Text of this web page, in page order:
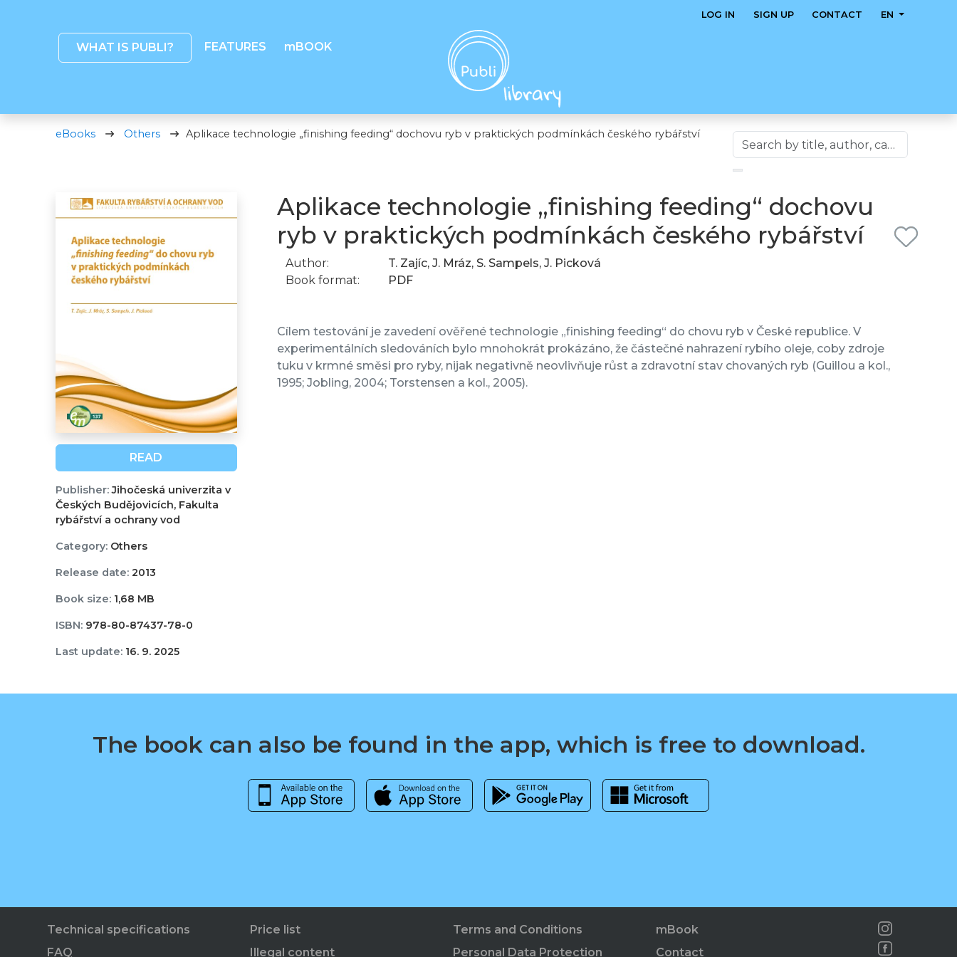
WHAT IS PUBLI? FEATURES mBOOK
LOG IN SIGN UP CONTACT EN
eBooks Others Aplikace technologie „finishing feeding“ dochovu ryb v praktických podmínkách českého rybářství
READ
Publisher:Jihočeská univerzita v
Českých Budějovicích, Fakulta
rybářství a ochrany vod
Category:Others
Release date:2013
Book size:1,68 MB
ISBN:978-80-87437-78-0
Last update:16. 9. 2025
Aplikace technologie „finishing feeding“ dochovu
ryb v praktických podmínkách českého rybářství
Author:
T. Zajíc, J. Mráz, S. Sampels, J. Picková
Book format:
PDF
Cílem testování je zavedení ověřené technologie „finishing feeding“ do chovu ryb v České republice. V
experimentálních sledováních bylo mnohokrát prokázáno, že částečné nahrazení rybího oleje, coby zdroje
tuku v krmné směsi pro ryby, nijak negativně neovlivňuje růst a zdravotní stav chovaných ryb (Guillou a kol.,
1995; Jobling, 2004; Torstensen a kol., 2005).
The book can also be found in the app, which is free to download.
Technical specifications
FAQ
Price list
Illegal content
Terms and Conditions
Personal Data Protection
mBook
Contact